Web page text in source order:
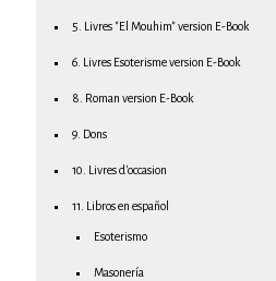
5. Livres "El Mouhim" version E-Book
6. Livres Esoterisme version E-Book
8. Roman version E-Book
9. Dons
10. Livres d'occasion
11. Libros en español
Esoterismo
Masonería